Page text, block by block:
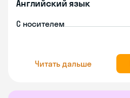
Английский язык
С носителем
Читать дальше